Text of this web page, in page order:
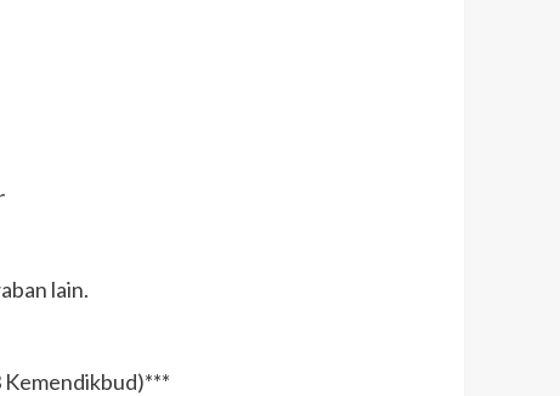
lain.
Kemendikbud)***